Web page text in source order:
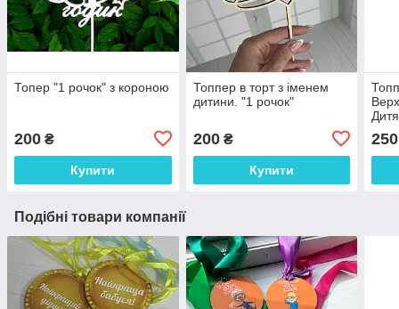
Топер "1 рочок" з короною
200 ₴
Купити
Топпер в торт з іменем
дитини. "1 рочок"
200₴
Купити
250
Подібні товари компанії